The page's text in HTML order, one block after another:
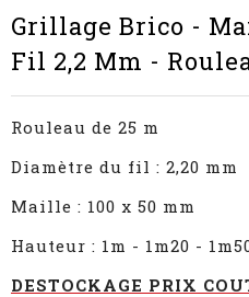
Grillage Brico -
Fil 2,2 Mm -
Rouleau de 25 m
Diamètre du fil : 2,20 mm
Maille : 100 x 50 mm
Hauteur : 1m - 1m20 -
DESTOCKAGE PRIX